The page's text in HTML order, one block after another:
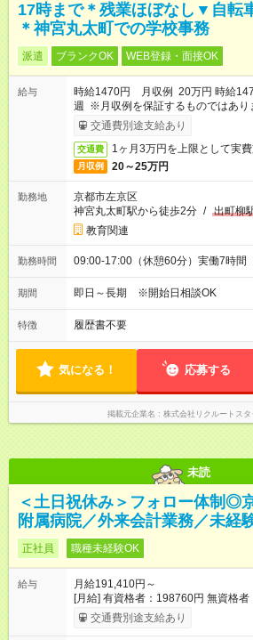
17時まで＊残業ほぼなし▼自転
＊神宮丸太町での学校事務
派遣 ブランクOK WEB登録・面接OK
給与
時給1470円 月収例 20万円 時給
週 ※月収例を保証するものではあり
交通費別途支給あり
交通費 1ヶ月3万円を上限として実
月収例 20～25万円
勤務地
京都市左京区
神宮丸太町駅から徒歩2分 / 出町柳
教育関連
勤務時間 09:00-17:00（休憩60分）実働7時間
期間 即日～長期 ※開始日相談OK
特徴 履歴書不要
気になる！ 応募する
掲載元企業名 株式会社リクルートスタ
未読
＜土日祝休み＞フォロー体制◎
附属病院／外来会計業務／未経
正社員 職種未経験OK
給与
月給191,410円～
[月給] 有資格者：198760円 無資格者：191410
2回（業績による 初年度1回） ★キャリアアップ制度あり 進級
により給与がアップします！ 【試用期間】試用期間あり 試用期
交通費別途支給あり